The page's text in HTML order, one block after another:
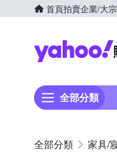
首頁拍賣企業/大
全部分類
家具/